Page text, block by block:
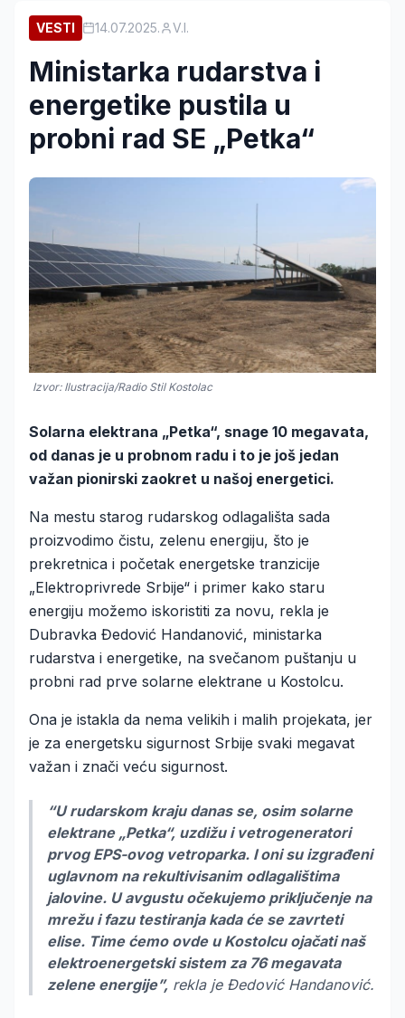
VESTI 14.07.2025. V.I.
Ministarka rudarstva i
energetike pustila u
probni rad SE „Petka“
Izvor: Ilustracija/Radio Stil Kostolac
Solarna elektrana „Petka“, snage 10 megavata,
od danas je u probnom radu i to je još jedan
važan pionirski zaokret u našoj energetici.
Na mestu starog rudarskog odlagališta sada
proizvodimo čistu, zelenu energiju, što je
prekretnica i početak energetske tranzicije
„Elektroprivrede Srbije“ i primer kako staru
energiju možemo iskoristiti za novu, rekla je
Dubravka Đedović Handanović, ministarka
rudarstva i energetike, na svečanom puštanju u
probni rad prve solarne elektrane u Kostolcu.
Ona je istakla da nema velikih i malih projekata, jer
je za energetsku sigurnost Srbije svaki megavat
važan i znači veću sigurnost.
“U rudarskom kraju danas se, osim solarne
elektrane „Petka“, uzdižu i vetrogeneratori
prvog EPS-ovog vetroparka. I oni su izgrađeni
uglavnom na rekultivisanim odlagalištima
jalovine. U avgustu očekujemo priključenje na
mrežu i fazu testiranja kada će se zavrteti
elise. Time ćemo ovde u Kostolcu ojačati naš
elektroenergetski sistem za 76 megavata
zelene energije”, rekla je Đedović Handanović.